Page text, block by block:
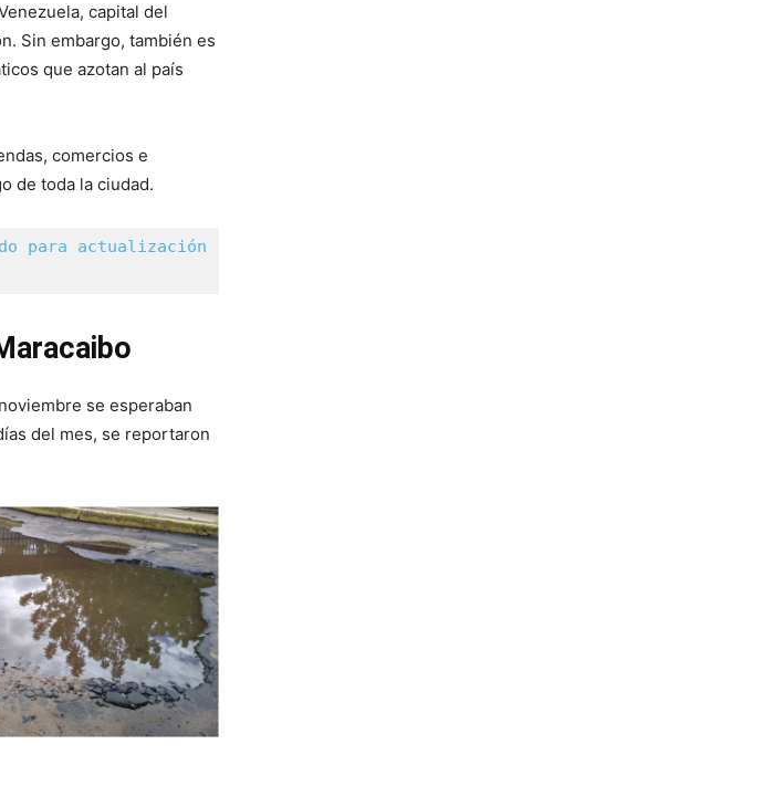
capital del
Sin embargo, también es
que azotan al país
comercios e
de toda la ciudad.
para actualización
se esperaban
del mes, se reportaron